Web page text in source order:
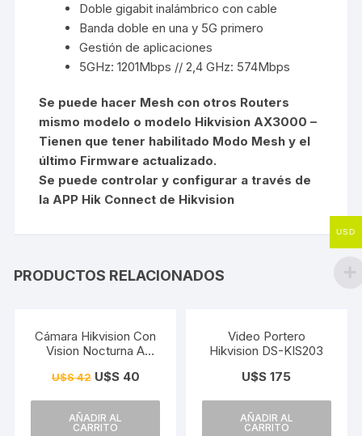
Doble gigabit inalámbrico con cable
Banda doble en una y 5G primero
Gestión de aplicaciones
5GHz: 1201Mbps // 2,4 GHz: 574Mbps
Se puede hacer Mesh con otros Routers
mismo modelo o modelo Hikvision AX3000 –
Tienen que tener habilitado Modo Mesh y el
último Firmware actualizado.
Se puede controlar y configurar a través de
la APP Hik Connect de Hikvision
PRODUCTOS RELACIONADOS
Cámara Hikvision Con
Vision Nocturna A
U$S42 U$S40
AÑADIR AL
CARRITO
Video Portero
Hikvision DS-KIS203
U$S 175
AÑADIR AL
CARRITO
USD